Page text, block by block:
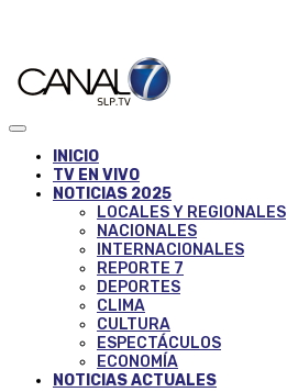
INICIO
TV EN VIVO
NOTICIAS 2025
LOCALES Y REGIONALES
NACIONALES
INTERNACIONALES
REPORTE 7
DEPORTES
CLIMA
CULTURA
ESPECTÁCULOS
ECONOMÍA
NOTICIAS ACTUALES